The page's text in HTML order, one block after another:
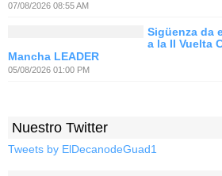
07/08/2026 08:55 AM
Sigüenza da
a la II Vuelta
Mancha LEADER
05/08/2026 01:00 PM
Nuestro Twitter
Tweets by ElDecanodeGuad1